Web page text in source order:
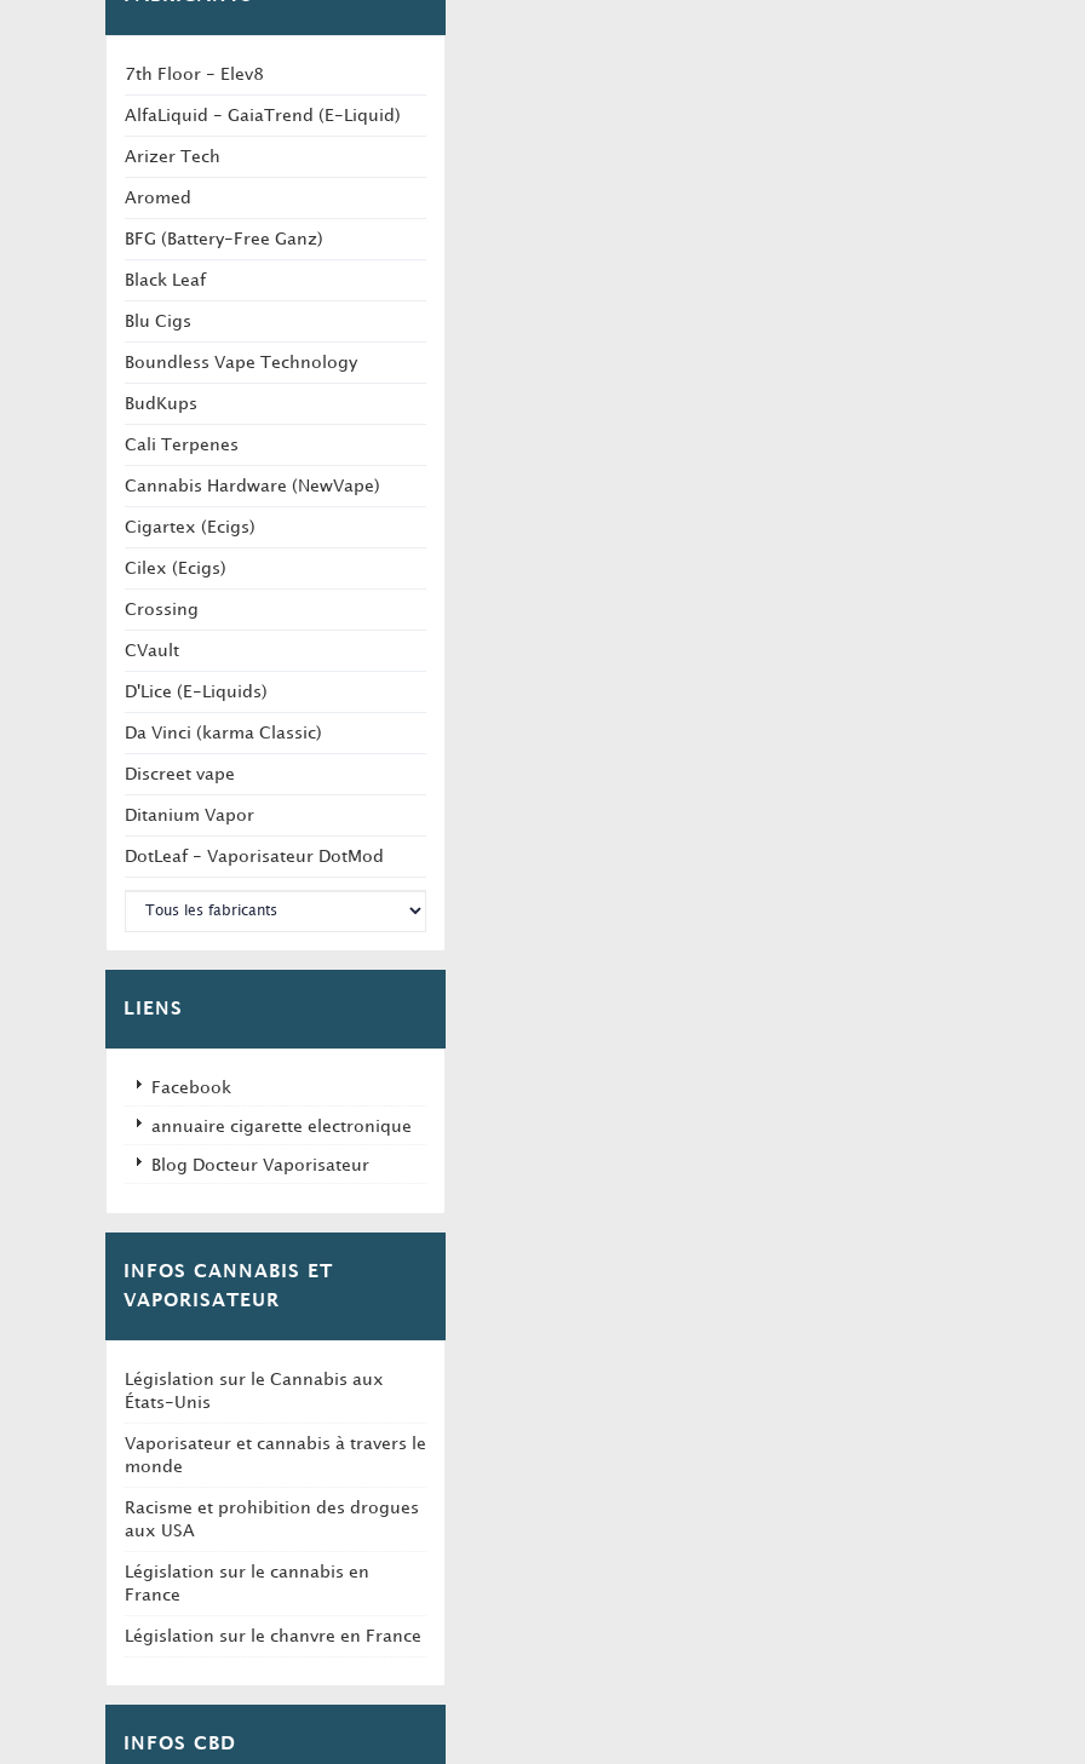
7th Floor - Elev8
AlfaLiquid - GaiaTrend (E-Liquid)
Arizer Tech
Aromed
BFG (Battery-Free Ganz)
Black Leaf
Blu Cigs
Boundless Vape Technology
BudKups
Cali Terpenes
Cannabis Hardware (NewVape)
Cigartex (Ecigs)
Cilex (Ecigs)
Crossing
CVault
D'Lice (E-Liquids)
Da Vinci (karma Classic)
Discreet vape
Ditanium Vapor
DotLeaf - Vaporisateur DotMod
LIENS
Facebook
annuaire cigarette electronique
Blog Docteur Vaporisateur
INFOS CANNABIS ET
VAPORISATEUR
Législation sur le Cannabis aux
États-Unis
Vaporisateur et cannabis à travers le
monde
Racisme et prohibition des drogues
aux USA
Législation sur le cannabis en
France
Législation sur le chanvre en France
INFOS CBD